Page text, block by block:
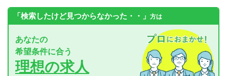
「検索したけど見つからなかった・・」 方は
あなたの
希望条件に合う
理想の求人